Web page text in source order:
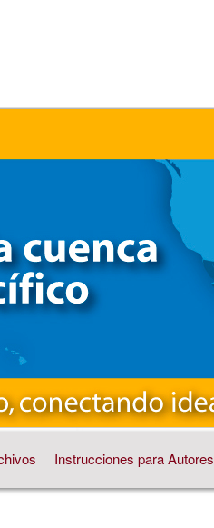
Instrucciones para Autores